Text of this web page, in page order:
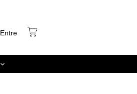
Entre